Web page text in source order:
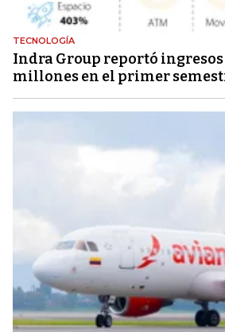
TECNOLOGÍA
Indra Group reportó ingresos
millones en el primer